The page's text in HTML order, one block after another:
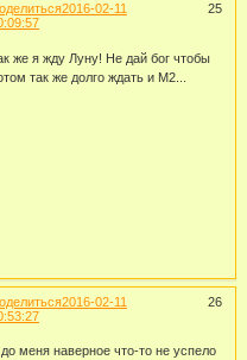
25
2016-02-11
же я жду Луну! Не дай бог чтобы
так же долго ждать и М2...
26
2016-02-11
меня наверное что-то не успело